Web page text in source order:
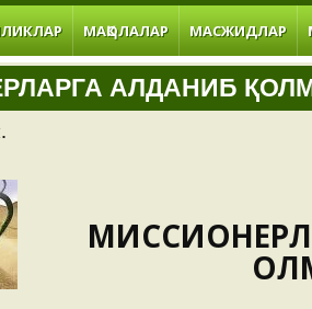
МАҚОЛАЛАР МАСЖИДЛАР
АЛДАНИБ